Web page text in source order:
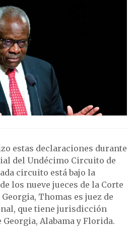
estas declaraciones durante
del Undécimo Circuito de
circuito está bajo la
los nueve jueces de la Corte
Thomas es juez de
que tiene jurisdicción
Georgia, Alabama y Florida.